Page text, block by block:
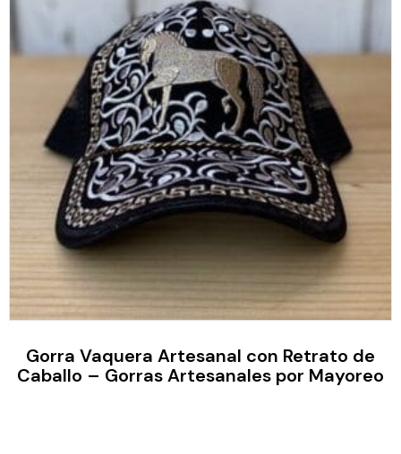
Gorra Vaquera Artesanal con Retrato de
Caballo – Gorras Artesanales por Mayoreo